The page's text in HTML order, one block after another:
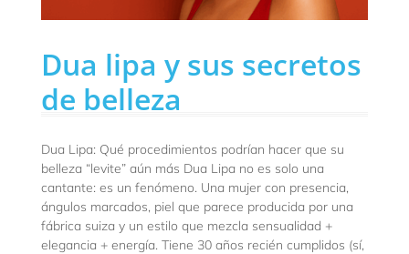
Dua lipa y sus secretos
de belleza
Dua Lipa: Qué procedimientos podrían hacer que su
belleza “levite” aún más Dua Lipa no es solo una
cantante: es un fenómeno. Una mujer con presencia,
ángulos marcados, piel que parece producida por una
fábrica suiza y un estilo que mezcla sensualidad +
elegancia + energía. Tiene 30 años recién cumplidos (sí,